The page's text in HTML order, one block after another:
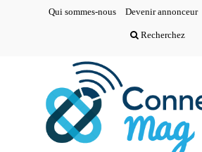
Qui sommes-nous Devenir annonceur
Recherchez